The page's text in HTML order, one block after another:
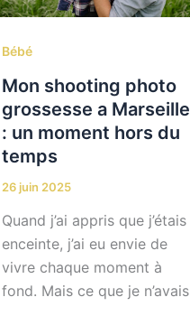
Bébé
Mon shooting photo
grossesse a Marseille
: un moment hors du
temps
26 juin 2025
Quand j’ai appris que j’étais
enceinte, j’ai eu envie de
vivre chaque moment à
fond. Mais ce que je n’avais